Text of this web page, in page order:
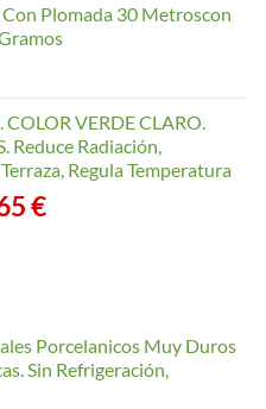
Plomada 30 Metroscon
VERDE CLARO.
Reduce Radiación,
Regula Temperatura
€Rango
168,65 €
Porcelanicos Muy Duros
Sin Refrigeración,